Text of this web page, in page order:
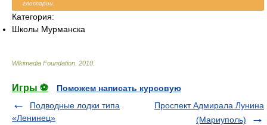
глоссарии.
Категория:
Школы Мурманска
Wikimedia Foundation 2010
Игры ⚽
Поможем написать курсовую
Подводные лодки типа
«Ленинец»
Проспект Адмирала Лунина
(Мариуполь)